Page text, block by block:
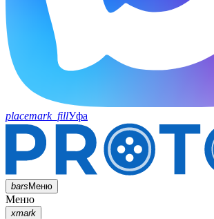
placemark_fillУфа
barsМеню
Меню
xmark